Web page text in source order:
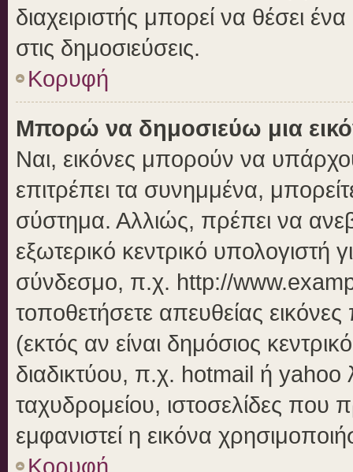
διαχειριστής μπορεί να θέσει
στις δημοσιεύσεις.
Κορυφή
Μπορώ να δημοσιεύω μια
Ναι, εικόνες μπορούν να
επιτρέπει τα συνημμένα,
σύστημα. Αλλιώς, πρέπει να
εξωτερικό κεντρικό υπολογιστή
σύνδεσμο, π.χ. http://
τοποθετήσετε απευθείας
(εκτός αν είναι δημόσιος
διαδικτύου, π.χ. hotmail ή yahoo
ταχυδρομείου, ιστοσελίδες που
εμφανιστεί η εικόνα
Κορυφή